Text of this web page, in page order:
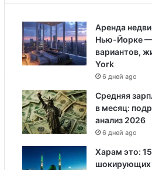
Аренда
Нью-Йорке —
вариантов,
York
6 дней ago
Средняя
в месяц:
анализ 2026
6 дней ago
Харам это: 15
шокирующих